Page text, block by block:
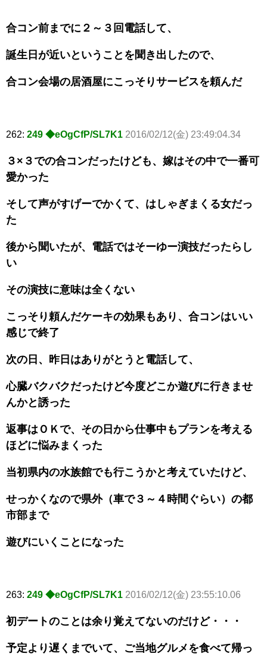
合コン前までに２～３回電話して、
誕生日が近いということを聞き出したので、
合コン会場の居酒屋にこっそりサービスを頼んだ
262: 249 ◆eOgCfP/SL7K1 2016/02/12(金) 23:49:04.34
３×３での合コンだったけども、嫁はその中で一番可
愛かった
そして声がすげーでかくて、はしゃぎまくる女だっ
た
後から聞いたが、電話ではそーゆー演技だったらし
い
その演技に意味は全くない
こっそり頼んだケーキの効果もあり、合コンはいい
感じで終了
次の日、昨日はありがとうと電話して、
心臓バクバクだったけど今度どこか遊びに行きませ
んかと誘った
返事はＯＫで、その日から仕事中もプランを考える
ほどに悩みまくった
当初県内の水族館でも行こうかと考えていたけど、
せっかくなので県外（車で３～４時間ぐらい）の都
市部まで
遊びにいくことになった
263: 249 ◆eOgCfP/SL7K1 2016/02/12(金) 23:55:10.06
初デートのことは余り覚えてないのだけど・・・
予定より遅くまでいて、ご当地グルメを食べて帰っ